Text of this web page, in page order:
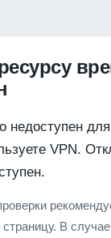
недоступен
VPN.
В